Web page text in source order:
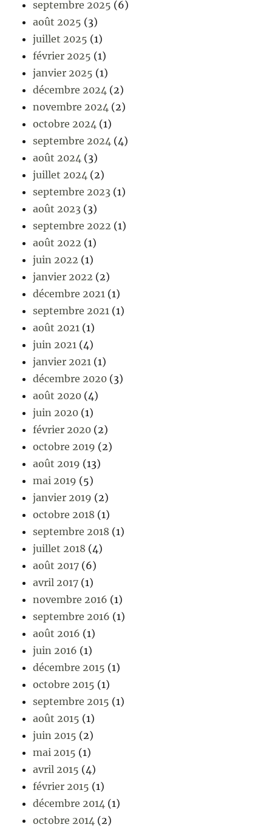
septembre 2025 (6)
août 2025 (3)
juillet 2025 (1)
février 2025 (1)
janvier 2025 (1)
décembre 2024 (2)
novembre 2024 (2)
octobre 2024 (1)
septembre 2024 (4)
août 2024 (3)
juillet 2024 (2)
septembre 2023 (1)
août 2023 (3)
septembre 2022 (1)
août 2022 (1)
juin 2022 (1)
janvier 2022 (2)
décembre 2021 (1)
septembre 2021 (1)
août 2021 (1)
juin 2021 (4)
janvier 2021 (1)
décembre 2020 (3)
août 2020 (4)
juin 2020 (1)
février 2020 (2)
octobre 2019 (2)
août 2019 (13)
mai 2019 (5)
janvier 2019 (2)
octobre 2018 (1)
septembre 2018 (1)
juillet 2018 (4)
août 2017 (6)
avril 2017 (1)
novembre 2016 (1)
septembre 2016 (1)
août 2016 (1)
juin 2016 (1)
décembre 2015 (1)
octobre 2015 (1)
septembre 2015 (1)
août 2015 (1)
juin 2015 (2)
mai 2015 (1)
avril 2015 (4)
février 2015 (1)
décembre 2014 (1)
octobre 2014 (2)